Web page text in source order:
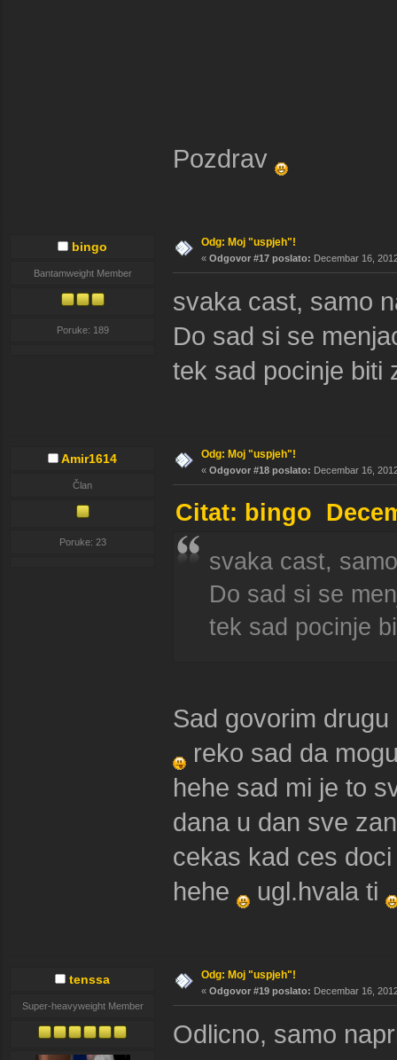
Pozdrav
bingo
Bantamweight Member
Poruke: 189
Odg: Moj "uspjeh"!
« Odgovor #17 poslato: Decembar 16,
svaka cast, samo
Do sad si se
tek sad pocinje biti
Amir1614
Član
Poruke: 23
Odg: Moj "uspjeh"!
« Odgovor #18 poslato: Decembar 16,
Citat: bingo
svaka cast,
Do sad si se
tek sad pocinje
Sad govorim
reko sad da
hehe sad mi je to
dana u dan sve
cekas kad ces
hehe
ugl.hvala ti
tenssa
Super-heavyweight Member
Odg: Moj "uspjeh"!
« Odgovor #19 poslato: Decembar 16,
Odlicno, samo